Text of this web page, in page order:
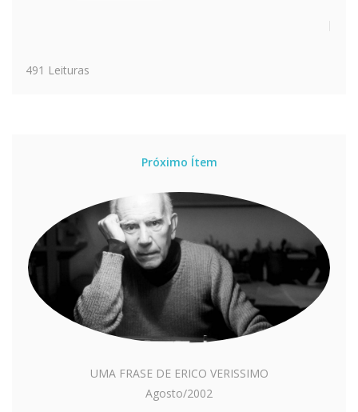
491 Leituras
Próximo Ítem
UMA FRASE DE ERICO VERISSIMO
Agosto/2002